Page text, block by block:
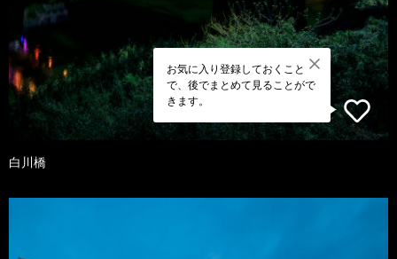
お気に入り登録しておくこと
で、後でまとめて見ることがで
きます。
白川橋